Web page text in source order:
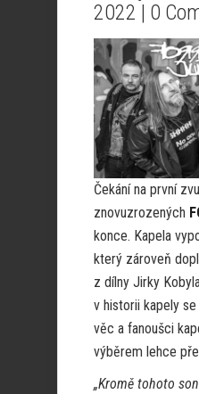
2022 | 0
Čekání na první
znovuzrozených
konce. Kapela
který zároveň
z dílny Jirky
v historii kapely
věc a fanoušci
výběrem lehce
„Kromě tohoto